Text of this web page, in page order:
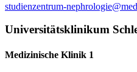
studienzentrum-
Universitätsklinikum
Medizinische Klinik 1